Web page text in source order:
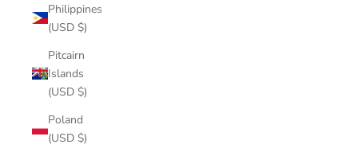
Philippines
(USD $)
Pitcairn
Islands
(USD $)
Poland
(USD $)